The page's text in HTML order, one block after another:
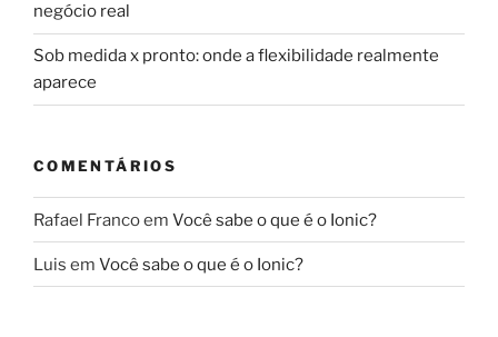
negócio real
Sob medida x pronto: onde a flexibilidade realmente
aparece
COMENTÁRIOS
Rafael Francoem Você sabe o que é o Ionic?
Luis em Você sabe o que é o Ionic?